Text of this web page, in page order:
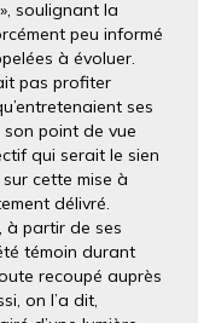
soulignant la
peu informé
à évoluer.
pas profiter
ses
son point de vue
qui serait le sien
cette mise à
délivré.
à partir de ses
témoin durant
recoupé auprès
on l’a dit,